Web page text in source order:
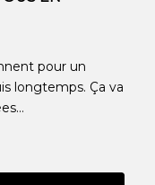
pour un
longtemps. Ça va